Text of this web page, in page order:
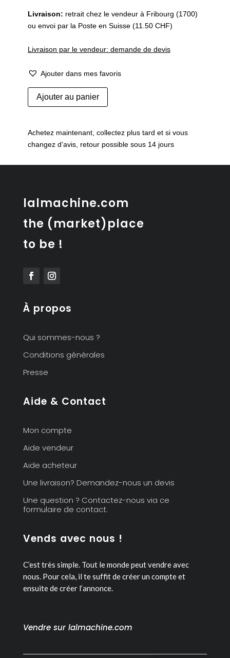
Livraison: retrait chez le vendeur à Fribourg (1700)
ou envoi par la Poste en Suisse (11.50 CHF)
Livraison par le vendeur: demande de devis
Ajouter dans mes favoris
quantité
de
Ajouter au panier
Achetez maintenant, collectez plus tard et si vous
changez d’avis, retour possible sous 14 jours
lalmachine.com
the (market)place
to be !
À propos
Qui sommes-nous ?
Conditions générales
Presse
Aide & Contact
Mon compte
Aide vendeur
Aide acheteur
Une livraison? Demandez-nous un devis
Une question ? Contactez-nous via ce
formulaire de contact.
Vends avec nous !
C’est très simple. Tout le monde peut vendre avec
nous. Pour cela, il te suffit de créer un compte et
ensuite de créer l’annonce.
Vendre sur lalmachine.com